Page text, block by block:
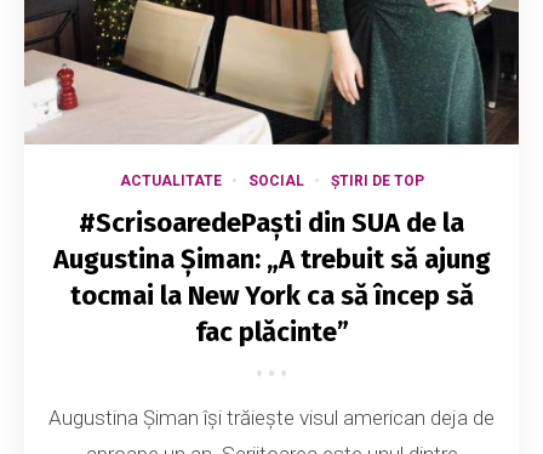
ACTUALITATE SOCIAL ȘTIRI DE TOP
#ScrisoaredePaști din SUA de la
Augustina Șiman: „A trebuit să ajung
tocmai la New York ca să încep să
fac plăcinte”
Augustina Șiman își trăiește visul american deja de